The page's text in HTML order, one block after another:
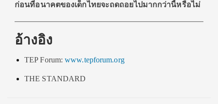
ก่อนที่อนาคตของเด็กไทยจะถดถอยไปมากกว่านี้หรือไม่
อ้างอิง
TEP Forum:www.tepforum.org
THE STANDARD